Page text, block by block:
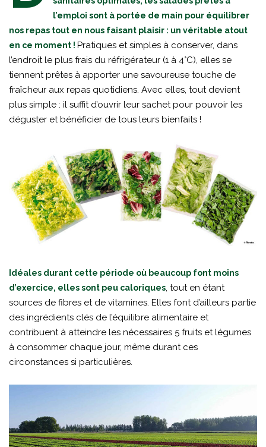
l’emploi sont à portée de main pour équilibrer
nos repas tout en nous faisant plaisir : un véritable atout
en ce moment ! Pratiques et simples à conserver, dans
l’endroit le plus frais du réfrigérateur (1 à 4°C), elles se
tiennent prêtes à apporter une savoureuse touche de
fraîcheur aux repas quotidiens. Avec elles, tout devient
plus simple : il suffit d’ouvrir leur sachet pour pouvoir les
déguster et bénéficier de tous leurs bienfaits !
Idéales durant cette période où beaucoup font moins
d’exercice, elles sont peu caloriques, tout en étant
sources de fibres et de vitamines. Elles font d’ailleurs partie
des ingrédients clés de l’équilibre alimentaire et
contribuent à atteindre les nécessaires 5 fruits et légumes
à consommer chaque jour, même durant ces
circonstances si particulières.